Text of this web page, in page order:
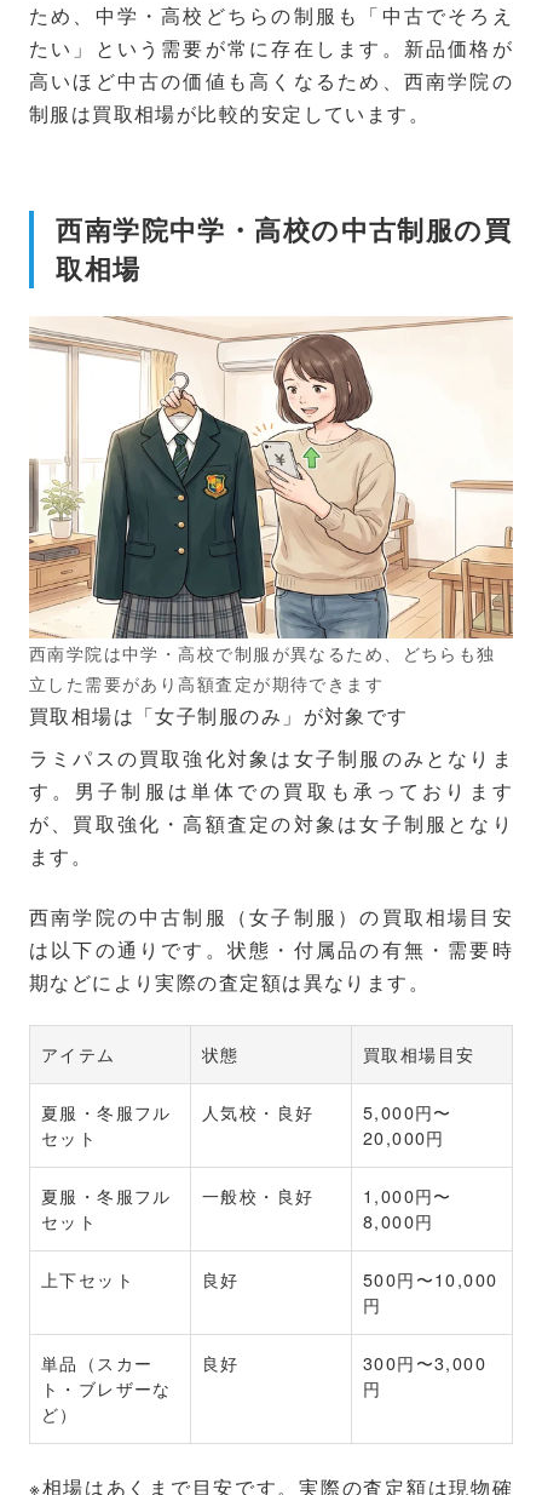
ため、中学・高校どちらの制服も「中古でそろえ
たい」という需要が常に存在します。新品価格が
高いほど中古の価値も高くなるため、西南学院の
制服は買取相場が比較的安定しています。
西南学院中学・高校の中古制服の買
取相場
西南学院は中学・高校で制服が異なるため、どちらも独
立した需要があり高額査定が期待できます
買取相場は「女子制服のみ」が対象です
ラミパスの買取強化対象は女子制服のみとなりま
す。男子制服は単体での買取も承っております
が、買取強化・高額査定の対象は女子制服となり
ます。
西南学院の中古制服（女子制服）の買取相場目安
は以下の通りです。状態・付属品の有無・需要時
期などにより実際の査定額は異なります。
アイテム 状態 買取相場目安
夏服・冬服フル
セット
人気校・良好
5,000円〜
20,000円
夏服・冬服フル
セット
一般校・良好
1,000円〜
8,000円
上下セット 良好
500円〜10,000
円
単品（スカー
ト・ブレザーな
ど）
良好
300円〜3,000
円
※相場はあくまで目安です。実際の査定額は現物確